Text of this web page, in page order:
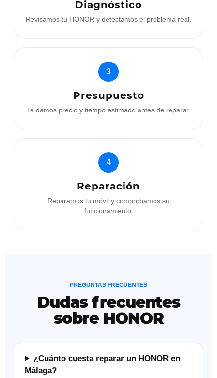
Diagnóstico
Revisamos tu HONOR y detectamos el problema real.
3
Presupuesto
Te damos precio y tiempo estimado antes de reparar.
4
Reparación
Reparamos tu móvil y comprobamos su
funcionamiento.
PREGUNTAS FRECUENTES
Dudas frecuentes
sobre HONOR
¿Cuánto cuesta reparar un HONOR en
Málaga?